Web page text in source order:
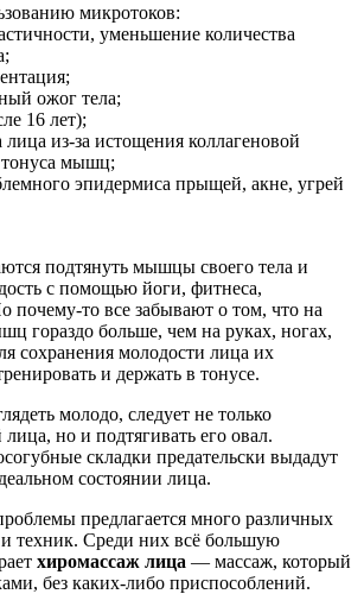
микротоков:
уменьшение количества
ожог тела;
16 лет);
из-за истощения коллагеновой
мышц;
эпидермиса прыщей, акне, угрей
подтянуть мышцы своего тела и
с помощью йоги, фитнеса,
почему-то все забывают о том, что на
гораздо больше, чем на руках, ногах,
сохранения молодости лица их
и держать в тонусе.
молодо, следует не только
но и подтягивать его овал.
складки предательски выдадут
состоянии лица.
предлагается много различных
техник. Среди них всё большую
хиромассаж лица — массаж, который
без каких-либо приспособлений.